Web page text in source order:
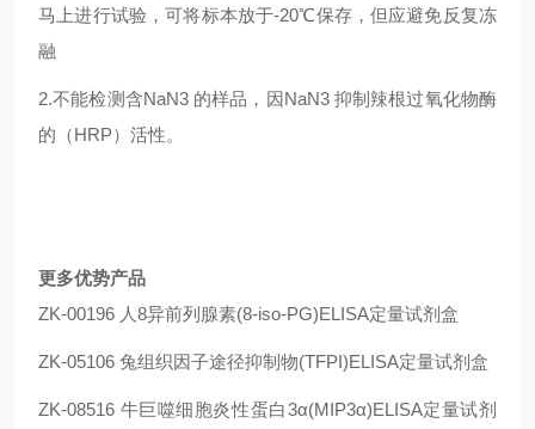
马上进行试验，可将标本放于-20℃保存，但应避免反复冻
融
2.不能检测含NaN3 的样品，因NaN3 抑制辣根过氧化物酶
的（HRP）活性。
更多优势产品
ZK-00196 人8异前列腺素(8-iso-PG)ELISA定量试剂盒
ZK-05106 兔组织因子途径抑制物(TFPI)ELISA定量试剂盒
ZK-08516 牛巨噬细胞炎性蛋白3α(MIP3α)ELISA定量试剂